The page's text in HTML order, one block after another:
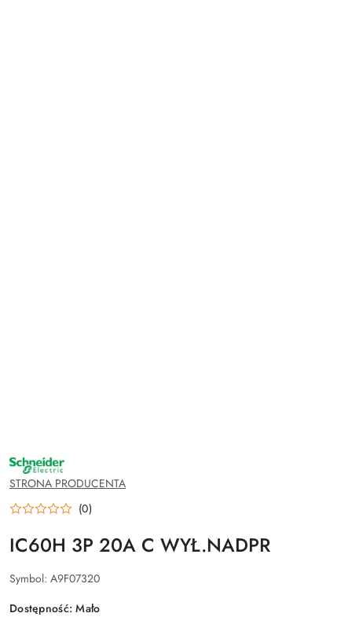
NAZWA
PRODUCENTA:
SCHNEIDER
ELECTRIC
STRONA PRODUCENTA
(0)
IC60H 3P 20A C WYŁ.NADPR
Symbol: A9F07320
Dostępność:Mało